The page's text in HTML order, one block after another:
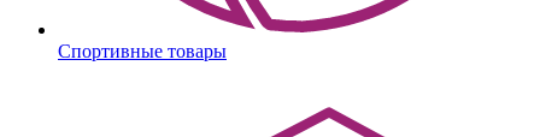
Спортивные товары